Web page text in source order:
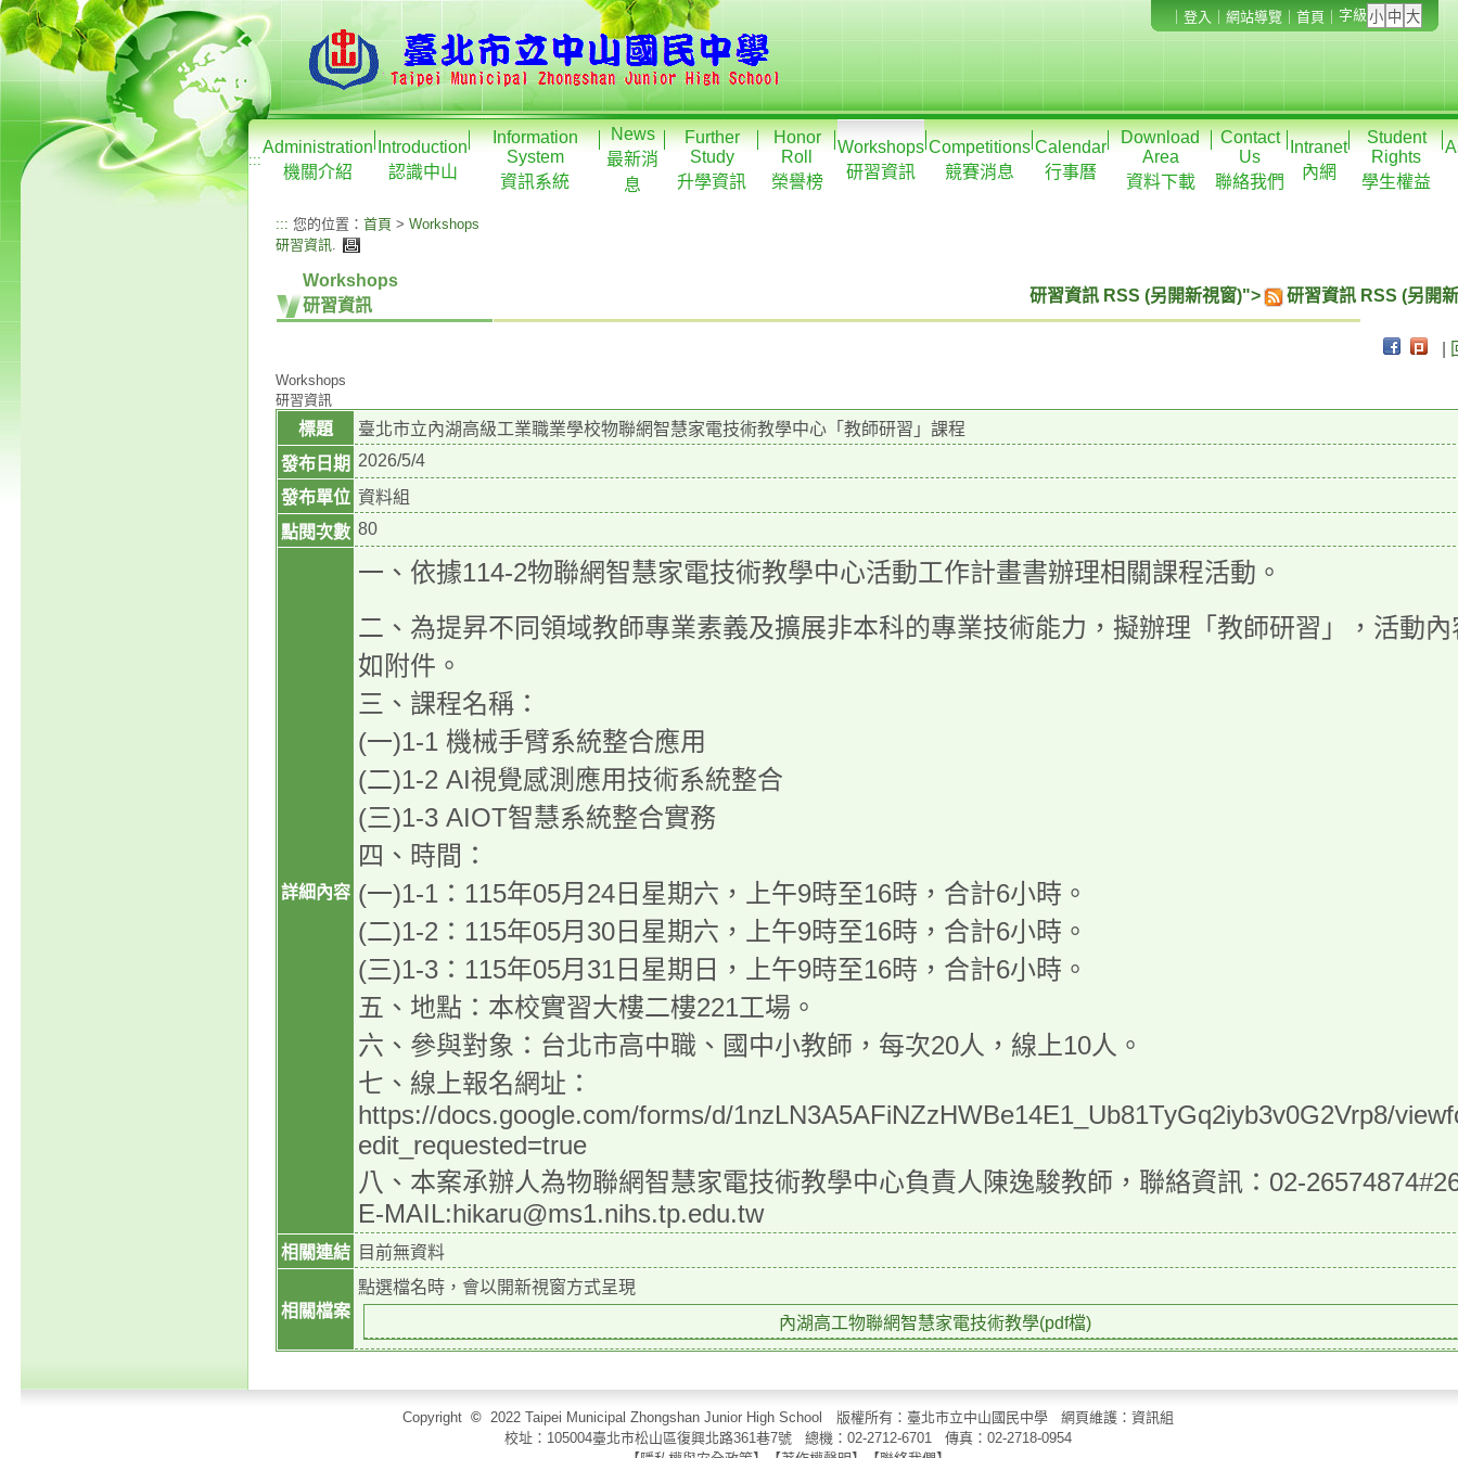
登入 網站導覽 首頁 字級
:::
Administration
機關介紹
Introduction
認識中山
Information
System
資訊系統
News
最新消
息
Further
Study
升學資訊
Honor
Roll
榮譽榜
Workshops
研習資訊
Competitions
競賽消息
Calendar
行事曆
Download
Area
資料下載
Contact
Us
聯絡我們
Intranet
內網
Student
Rights
學生權益
::: 您的位置： 首頁 > Workshops
研習資訊.
Workshops
研習資訊
研習資訊 RSS (另開新視窗)"> 研習資訊 RSS (另開
Workshops
研習資訊
標題
臺北市立內湖高級工業職業學校物聯網智慧家電技術教學中心「教師研習」課程
發布日期 2026/5/4
發布單位 資料組
點閱次數 80
詳細內容
一、依據114-2物聯網智慧家電技術教學中心活動工作計畫書辦理相關課程活動。
二、為提昇不同領域教師專業素義及擴展非本科的專業技術能力，擬辦理「教師研習」，活動內
如附件。
三、課程名稱：
(一)1-1 機械手臂系統整合應用
(二)1-2 AI視覺感測應用技術系統整合
(三)1-3 AIOT智慧系統整合實務
四、時間：
(一)1-1：115年05月24日星期六，上午9時至16時，合計6小時。
(二)1-2：115年05月30日星期六，上午9時至16時，合計6小時。
(三)1-3：115年05月31日星期日，上午9時至16時，合計6小時。
五、地點：本校實習大樓二樓221工場。
六、參與對象：台北市高中職、國中小教師，每次20人，線上10人。
七、線上報名網址：
https://docs.google.com/forms/d/1nzLN3A5AFiNZzHWBe14E1_Ub81TyGq2iyb3v0G2Vrp8/
edit_requested=true
八、本案承辦人為物聯網智慧家電技術教學中心負責人陳逸駿教師，聯絡資訊：02-
E-MAIL:hikaru@ms1.nihs.tp.edu.tw
相關連結 目前無資料
相關檔案
點選檔名時，會以開新視窗方式呈現
內湖高工物聯網智慧家電技術教學(pdf檔)
Copyright © 2022 Taipei Municipal Zhongshan Junior High School 版權所有：臺北市立中山國民中學 網頁維護：資訊組
校址：105004臺北市松山區復興北路361巷7號 總機：02-2712-6701 傳真： 02-2718-0954